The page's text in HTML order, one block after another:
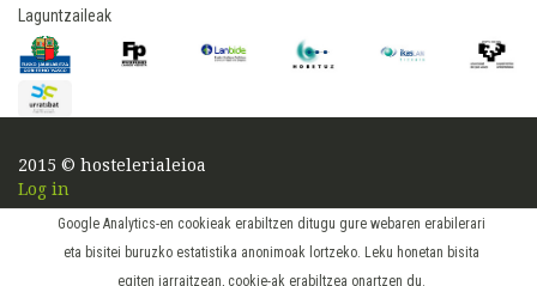
Google Analytics-en cookieak erabiltzen ditugu gure webaren erabilerari
eta bisitei buruzko estatistika anonimoak lortzeko. Leku honetan bisita
egiten jarraitzean, cookie-ak erabiltzea onartzen du.
Laguntzaileak
2015 © hostelerialeioa
Log in